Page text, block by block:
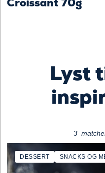
Lyst
3
DESSERT SNACKS OG